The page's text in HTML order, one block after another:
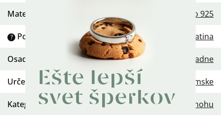
Ešte lepší
svet šperkov
Materiál Striebro 925
? Povrchová úprava: Platina
Osadenie Žiadne
Určenie Dámske
Kategória: Retiazka na nohu